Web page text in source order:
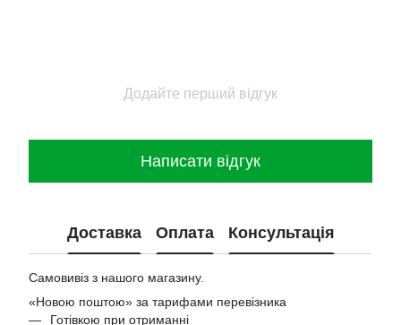
Додайте перший відгук
Написати відгук
Доставка Оплата Консультація
Самовивіз з нашого магазину.
«Новою поштою» за тарифами перевізника
Готівкою при отриманні